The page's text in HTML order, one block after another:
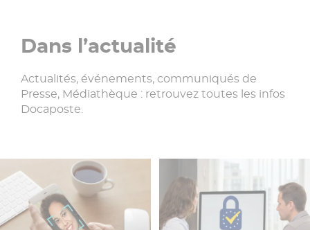
Dans l’actualité
Actualités, événements, communiqués de
Presse, Médiathèque : retrouvez toutes les infos
Docaposte.